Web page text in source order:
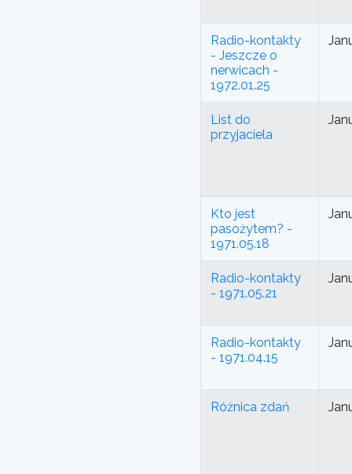
Radio-kontakty
- Jeszcze o
nerwicach -
1972.01.25
List do
przyjaciela
Kto jest
pasożytem? -
1971.05.18
Radio-kontakty
- 1971.05.21
Radio-kontakty
- 1971.04.15
Różnica zdań